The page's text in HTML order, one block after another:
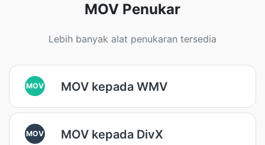
MOV Penukar
Lebih banyak alat penukaran tersedia
MOV MOV kepada WMV
MOV MOV kepada DivX